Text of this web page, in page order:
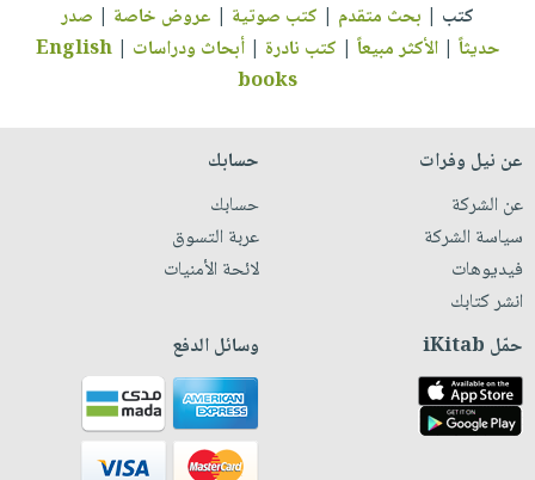
كتب | بحث متقدم | كتب صوتية | عروض خاصة | صدر
حديثاً |الأكثر مبيعاً | كتب نادرة |أبحاث ودراسات |
English
books
عن نيل وفرات
عن الشركة
سياسة الشركة
فيديوهات
انشر كتابك
حسابك
حسابك
عربة التسوق
لائحة الأمنيات
حمّل iKitab وسائل الدفع